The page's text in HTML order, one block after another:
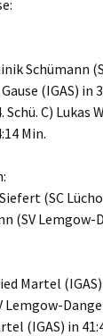
Schümann
(IGAS) in
Schü. C) Lukas
Min.
(SC
(SV
Martel
Lemgow-
(IGAS) in